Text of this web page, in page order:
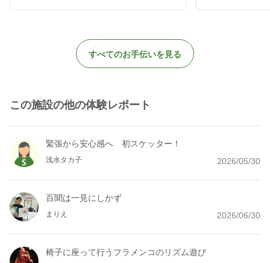
すべてのお手伝いを見る
この施設の他の体験レポート
緊張から安心感へ 初スケッター！
浅水タカ子 2026/05/30
百聞は一見にしかず
まりえ 2026/06/30
椅子に座って行うフラメンコのリズム遊び